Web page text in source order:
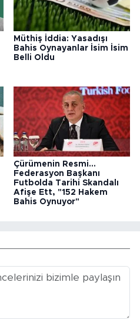
Müthiş İddia: Yasadışı
Bahis Oynayanlar İsim İsim
Belli Oldu
Çürümenin Resmi...
Federasyon Başkanı
Futbolda Tarihi Skandalı
Afişe Ett, "152 Hakem
Bahis Oynuyor"